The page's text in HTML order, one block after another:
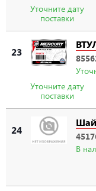
Уточните дату
поставки
23
Уточните дату
поставки
24
В